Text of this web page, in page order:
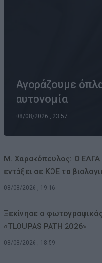
Αγοράζουμε
αυτονομία
08/08/2026 , 23:57
Μ. Χαρακόπουλος: Ο ΕΛΓΑ
εντάξει σε ΚΟΕ τα
08/08/2026 , 19:16
Ξεκίνησε ο
«TLOUPAS PATH 2026»
08/08/2026 , 18:59